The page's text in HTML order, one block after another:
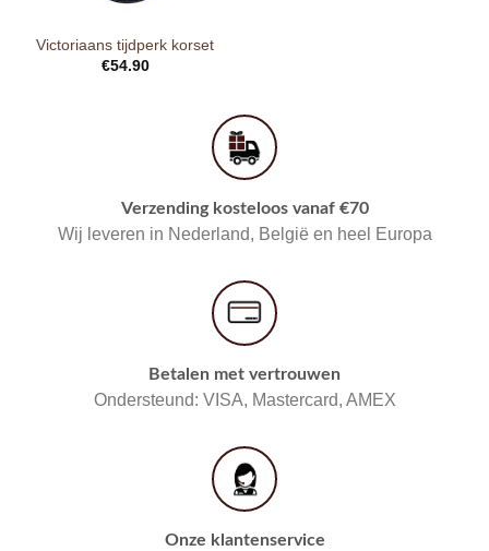
Victoriaans tijdperk korset
€54.90
Verzending kosteloos vanaf €70
Wij leveren in Nederland, België en heel Europa
Betalen met vertrouwen
Ondersteund: VISA, Mastercard, AMEX
Onze klantenservice